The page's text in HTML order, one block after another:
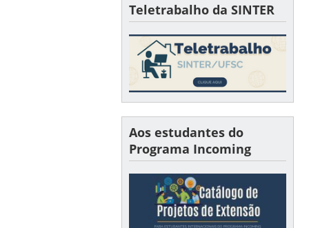
Teletrabalho da SINTER
Aos estudantes do
Programa Incoming